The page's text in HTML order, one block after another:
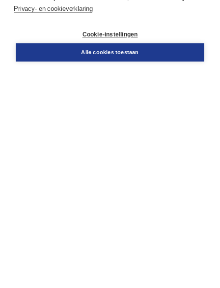
Contact
Privacy- en cookieverklaring
Cookie-instellingen
Alle cookies toestaan